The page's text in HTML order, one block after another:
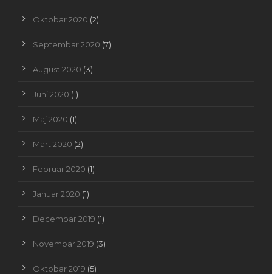
Oktobar 2020 (2)
Septembar 2020 (7)
August 2020 (3)
Juni 2020 (1)
Maj 2020 (1)
Mart 2020 (2)
Februar 2020 (1)
Januar 2020 (1)
Decembar 2019 (1)
Novembar 2019 (3)
Oktobar 2019 (5)